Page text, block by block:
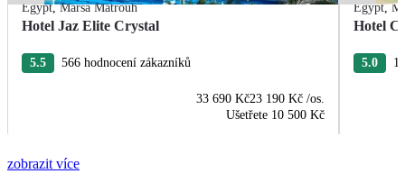
Egypt,Marsa Matrouh
Hotel Jaz Elite Crystal
5.5 566 hodnocení zákazníků
33 690 Kč23 190 Kč /os.
Ušetřete 10 500 Kč
Egypt,
Hotel
5.0
zobrazit více